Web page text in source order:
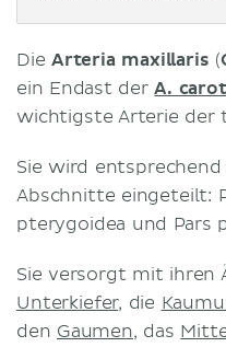
Die Arteria maxillaris (
ein Endast derA.
wichtigste Arterie der
Sie wird
Abschnitte eingeteilt:
pterygoidea und Pars
Sie versorgt mit ihren
Unterkiefer, die
den Gaumen, das